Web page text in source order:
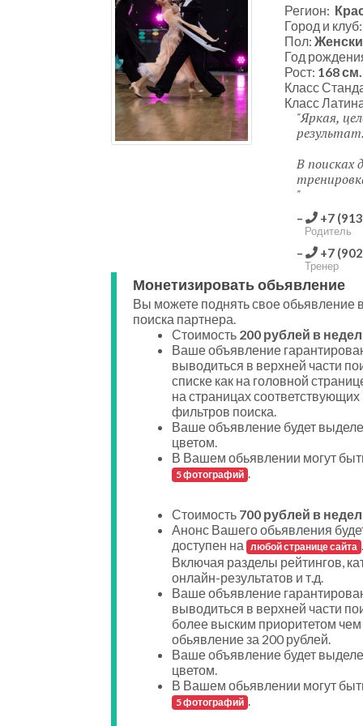
Регион:
Город и
Пол:
Год
Рост: 168 см.
Класс
Класс
Яркая,
В поисках
+7
Родитель
+7
Тренер
Монетизировать обьявление
Вы можете поднять свое обьявление
поиска партнера.
Стоимость 200 рублей в
Ваше объявление
выводиться в верхней части
списке как на головной
на страницах соответствующих
фильтров поиска.
Ваше объявление будет
цветом.
В Вашем обьявлении могут
5 фотографий .
Стоимость 700 рублей в
Анонс Вашего обьявления
доступен на любой странице сайта .
Включая разделы рейтингов,
онлайн-результатов и т.д.
Ваше объявление
выводиться в верхней части
более выским приоритетом чем
обьявление за 200 рублей.
Ваше объявление будет
цветом.
В Вашем обьявлении могут
5 фотографий .